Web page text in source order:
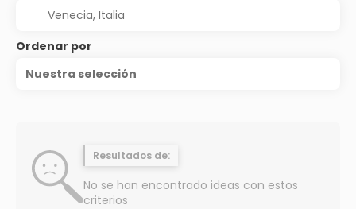
Ordenar por
Nuestra selección
Resultados de:
No se han encontrado ideas con estos
criterios